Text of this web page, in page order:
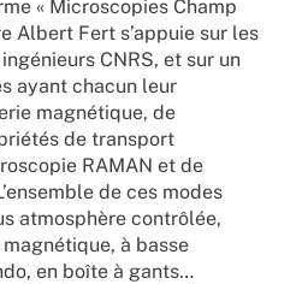
« Microscopies Champ
Albert Fert s’appuie sur les
CNRS, et sur un
ayant chacun leur
magnétique, de
de transport
RAMAN et de
de ces modes
atmosphère contrôlée,
à basse
en boîte à gants…